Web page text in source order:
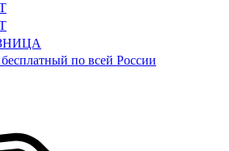
по всей России